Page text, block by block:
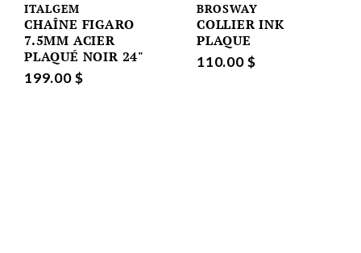
ITALGEM
CHAÎNE FIGARO
7.5MM ACIER
PLAQUÉ NOIR 24"
199.00 $
BROSWAY
COLLIER INK
PLAQUE
110.00 $